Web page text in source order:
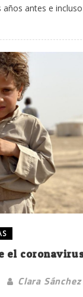
antes e
el
Clara Sánchez